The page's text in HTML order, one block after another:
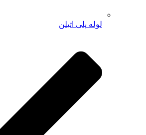
لوله پلی اتیلن